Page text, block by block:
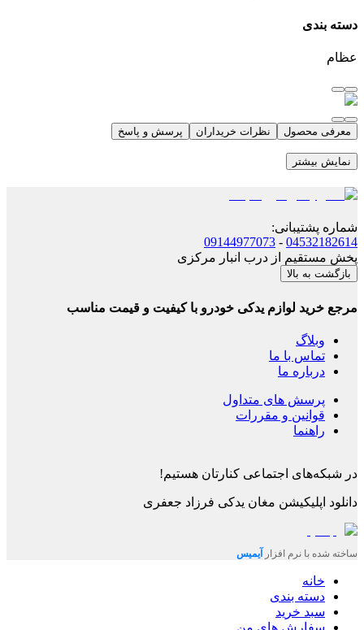
دسته بندی
عظام
معرفی محصول نظرات خریداران پرسش و پاسخ
نمایش بیشتر
شماره پشتیبانی:
04532182614
-
09144977073
پخش مستقیم از درب انبار مرکزی
بازگشت به بالا
مرجع خرید لوازم یدکی خودرو با کیفیت و قیمت مناسب
وبلاگ
تماس با ما
درباره ما
پرسش های متداول
قوانین و مقررات
راهنما
در شبکه‌های اجتماعی کنارتان هستیم!
دانلود اپلیکیشن مغان یدکی فرزاد جعفری
ساخته شده با نرم افزار آیمیس
خانه
دسته بندی
سبد خرید
سفارش های من